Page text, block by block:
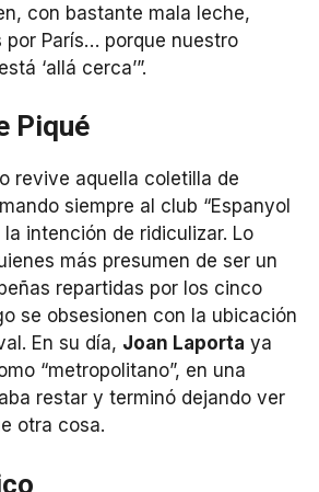
con bastante mala leche,
por París… porque nuestro
‘allá cerca’”.
Piqué
revive aquella coletilla de
siempre al club “Espanyol
la intención de ridiculizar. Lo
más presumen de ser un
repartidas por los cinco
se obsesionen con la ubicación
En su día, Joan Laporta ya
“metropolitano”, en una
restar y terminó dejando ver
otra cosa.